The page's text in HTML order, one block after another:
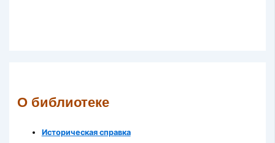
О библиотеке
Историческая справка